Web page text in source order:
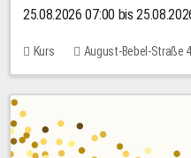
25.08.2026 07:00 bis
Kurs August-Bebel-Straße 4